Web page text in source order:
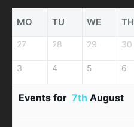
MO TU WE TH
27 28 29 30
3 4 5 6
Events for 7th August